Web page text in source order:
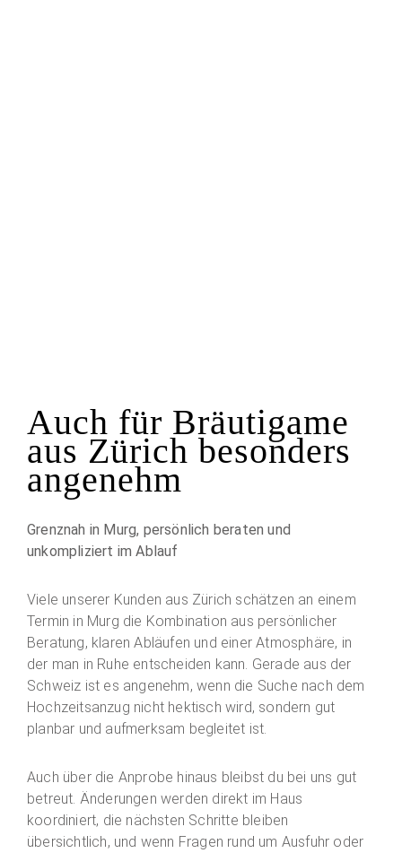
Auch für Bräutigame
aus Zürich besonders
angenehm
Grenznah in Murg, persönlich beraten und
unkompliziert im Ablauf
Viele unserer Kunden aus Zürich schätzen an einem
Termin in Murg die Kombination aus persönlicher
Beratung, klaren Abläufen und einer Atmosphäre, in
der man in Ruhe entscheiden kann. Gerade aus der
Schweiz ist es angenehm, wenn die Suche nach dem
Hochzeitsanzug nicht hektisch wird, sondern gut
planbar und aufmerksam begleitet ist.
Auch über die Anprobe hinaus bleibst du bei uns gut
betreut. Änderungen werden direkt im Haus
koordiniert, die nächsten Schritte bleiben
übersichtlich, und wenn Fragen rund um Ausfuhr oder